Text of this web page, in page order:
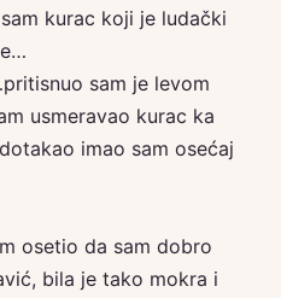
kurac koji je ludački
sam je levom
usmeravao kurac ka
imao sam osećaj
osetio da sam dobro
bila je tako mokra i